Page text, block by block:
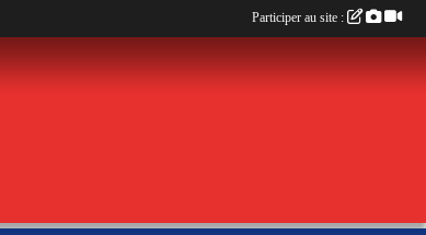
Participer au site :